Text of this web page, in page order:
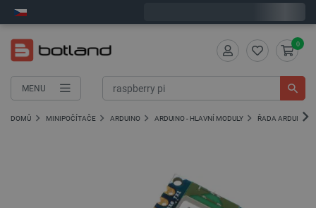
MENU
0
DOMŮ MINIPOČÍTAČE ARDUINO ARDUINO - HLAVNÍ MODULY ŘADA ARDUINO